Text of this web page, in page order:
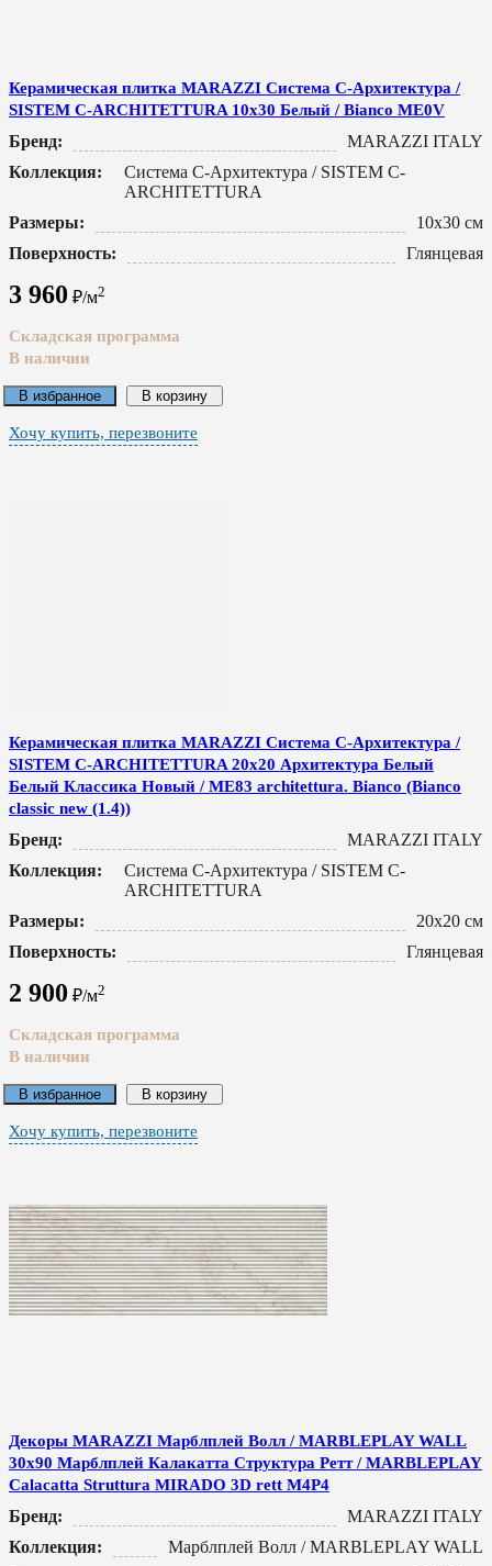
Керамическая плитка MARAZZI Система C-Архитектура /
SISTEM C-ARCHITETTURA 10x30 Белый / Bianco ME0V
Бренд:
MARAZZI ITALY
Коллекция:
Система C-Архитектура / SISTEM C-
ARCHITETTURA
Размеры:
10x30 см
Поверхность:
Глянцевая
3 960 ₽/м2
Складская программа
В наличии
В избранное В корзину
Хочу купить, перезвоните
Керамическая плитка MARAZZI Система C-Архитектура /
SISTEM C-ARCHITETTURA 20x20 Архитектура Белый
Белый Классика Новый / ME83 architettura. Bianco (Bianco
classic new (1.4))
Бренд:
MARAZZI ITALY
Коллекция:
Система C-Архитектура / SISTEM C-
ARCHITETTURA
Размеры:
20x20 см
Поверхность:
Глянцевая
2 900 ₽/м2
Складская программа
В наличии
В избранное В корзину
Хочу купить, перезвоните
Декоры MARAZZI Марблплей Волл / MARBLEPLAY WALL
30x90 Марблплей Калакатта Структура Ретт / MARBLEPLAY
Calacatta Struttura MIRADO 3D rett M4P4
Бренд:
MARAZZI ITALY
Коллекция:
Марблплей Волл / MARBLEPLAY WALL